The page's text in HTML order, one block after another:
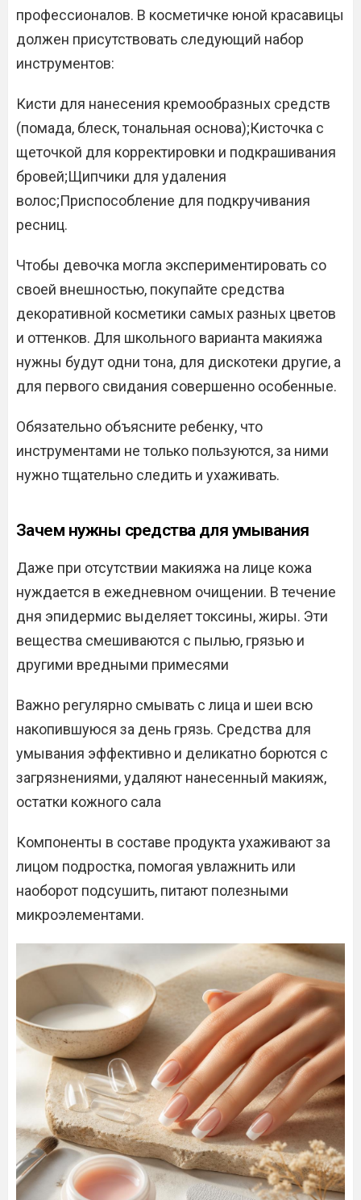
профессионалов. В косметичке юной красавицы
должен присутствовать следующий набор
инструментов:
Кисти для нанесения кремообразных средств
(помада, блеск, тональная основа);Кисточка с
щеточкой для корректировки и подкрашивания
бровей;Щипчики для удаления
волос;Приспособление для подкручивания
ресниц.
Чтобы девочка могла экспериментировать со
своей внешностью, покупайте средства
декоративной косметики самых разных цветов
и оттенков. Для школьного варианта макияжа
нужны будут одни тона, для дискотеки другие, а
для первого свидания совершенно особенные.
Обязательно объясните ребенку, что
инструментами не только пользуются, за ними
нужно тщательно следить и ухаживать.
Зачем нужны средства для умывания
Даже при отсутствии макияжа на лице кожа
нуждается в ежедневном очищении. В течение
дня эпидермис выделяет токсины, жиры. Эти
вещества смешиваются с пылью, грязью и
другими вредными примесями
Важно регулярно смывать с лица и шеи всю
накопившуюся за день грязь. Средства для
умывания эффективно и деликатно борются с
загрязнениями, удаляют нанесенный макияж,
остатки кожного сала
Компоненты в составе продукта ухаживают за
лицом подростка, помогая увлажнить или
наоборот подсушить, питают полезными
микроэлементами.